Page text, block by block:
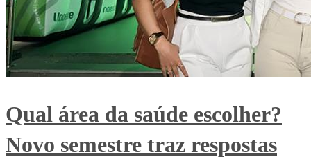
Qual área da saúde escolher?
Novo semestre traz respostas